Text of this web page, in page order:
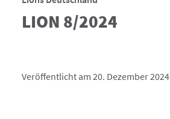
LION 8/2024
Veröffentlicht am 20. Dezember 2024